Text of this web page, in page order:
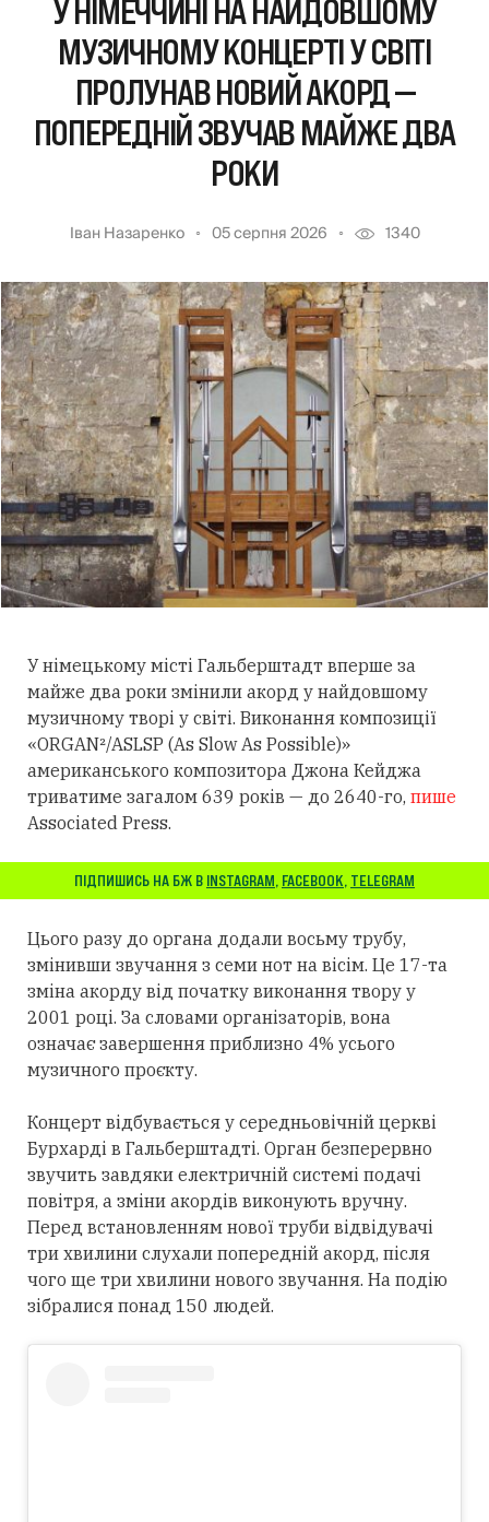
У НІМЕЧЧИНІ НА НАЙДОВШОМУ
МУЗИЧНОМУ КОНЦЕРТІ У СВІТІ
ПРОЛУНАВ НОВИЙ АКОРД —
ПОПЕРЕДНІЙ ЗВУЧАВ МАЙЖЕ ДВА
РОКИ
Іван Назаренко 05 серпня 2026 1340
У німецькому місті Гальберштадт вперше за
майже два роки змінили акорд у найдовшому
музичному творі у світі. Виконання композиції
«ORGAN²/ASLSP (As Slow As Possible)»
американського композитора Джона Кейджа
триватиме загалом 639 років — до 2640-го, пише
Associated Press.
ПІДПИШИСЬ НА БЖ В INSTAGRAM, FACEBOOK, TELEGRAM
Цього разу до органа додали восьму трубу,
змінивши звучання з семи нот на вісім. Це 17-та
зміна акорду від початку виконання твору у
2001 році. За словами організаторів, вона
означає завершення приблизно 4% усього
музичного проєкту.
Концерт відбувається у середньовічній церкві
Бурхарді в Гальберштадті. Орган безперервно
звучить завдяки електричній системі подачі
повітря, а зміни акордів виконують вручну.
Перед встановленням нової труби відвідувачі
три хвилини слухали попередній акорд, після
чого ще три хвилини нового звучання. На подію
зібралися понад 150 людей.